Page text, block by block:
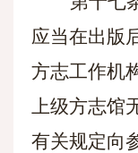
应当在出版
方志工作机
上级方志馆
有关规定向